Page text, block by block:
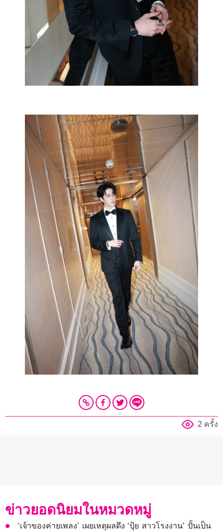
2 ครั้ง
ข่าวยอดนิยมในหมวดหมู่
‘เจ้าของค่ายเพลง’ เผยเหตุผลดึง ‘ปุ้ย สาวโรงงาน’ ปั้นเป็น